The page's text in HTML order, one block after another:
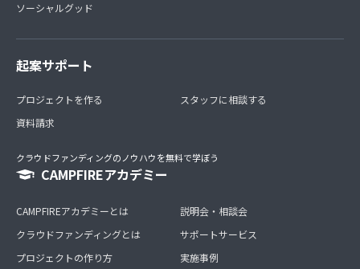
ソーシャルグッド
起案サポート
プロジェクトを作る
資料請求
スタッフに相談する
クラウドファンディングのノウハウを無料で学ぼう
CAMPFIREアカデミー
CAMPFIREアカデミーとは
クラウドファンディングとは
プロジェクトの作り方
説明会・相談会
サポートサービス
実施事例